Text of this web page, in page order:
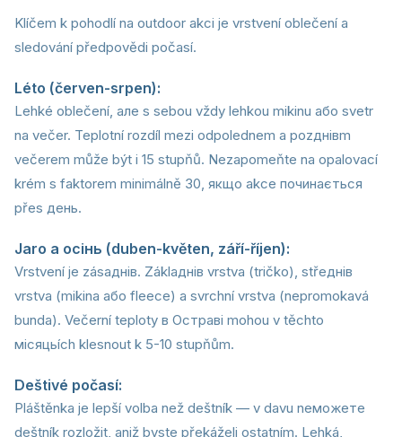
Klíčem k pohodlí na outdoor akci je vrstvení oblečení a
sledování předpovědi počasí.
Léto (červen-srpen):
Lehké oblečení, але s sebou vždy lehkou mikinu або svetr
na večer. Teplotní rozdíl mezi odpolednem a pozднівm
večerem může být i 15 stupňů. Nezapomeňte na opalovací
krém s faktorem minimálně 30, якщо akce починається
přes день.
Jaro a осінь (duben-květen, září-říjen):
Vrstvení je zásaднів. Záklaднів vrstva (tričko), střeднів
vrstva (mikina або fleece) a svrchní vrstva (nepromokavá
bunda). Večerní teploty в Остраві mohou v těchto
місяцьích klesnout k 5-10 stupňům.
Deštivé počasí:
Pláštěnka je lepší volba než deštník — v davu neможете
deštník rozložit, aniž byste překáželi ostatním. Lehká,